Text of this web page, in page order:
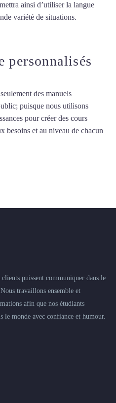
ainsi d’utiliser la langue
variété de situations.
personnalisés
des manuels
puisque nous utilisons
pour créer des cours
besoins et au niveau de chacun
puissent communiquer dans le
travaillons ensemble et
afin que nos étudiants
le monde avec confiance et humour.